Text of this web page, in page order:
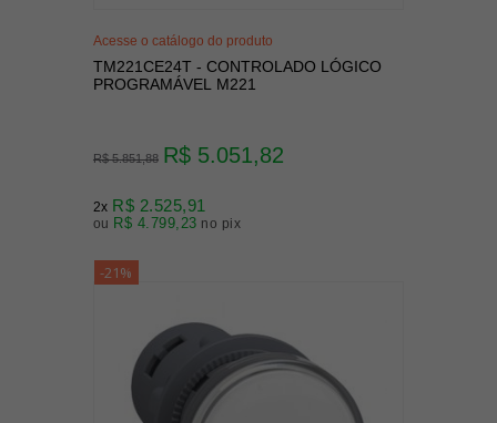
Acesse o catálogo do produto
TM221CE24T - CONTROLADO LÓGICO
PROGRAMÁVEL M221
R$ 5.851,88 R$ 5.051,82
2x R$ 2.525,91
ou R$ 4.799,23 no pix
-21%